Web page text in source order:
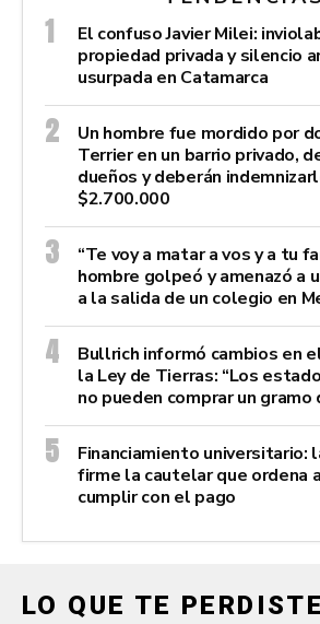
El confuso Javier Milei:
propiedad privada y silencio
usurpada en Catamarca
Un hombre fue mordido por
Terrier en un barrio privado,
dueños y deberán
$2.700.000
“Te voy a matar a vos y a tu
hombre golpeó y amenazó a
a la salida de un colegio en
Bullrich informó cambios en
la Ley de Tierras: “Los
no pueden comprar un gramo
Financiamiento universitario:
firme la cautelar que ordena
cumplir con el pago
LO QUE TE PERDISTE